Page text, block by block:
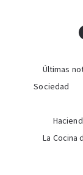
Últimas
Sociedad
La Cocina